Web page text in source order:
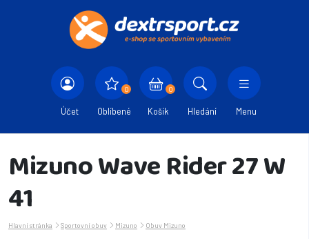
Účet
0
Oblíbené
0
Košík Hledání Menu
Mizuno Wave Rider 27 W
41
Hlavní stránka Sportovní obuv Mizuno Obuv Mizuno